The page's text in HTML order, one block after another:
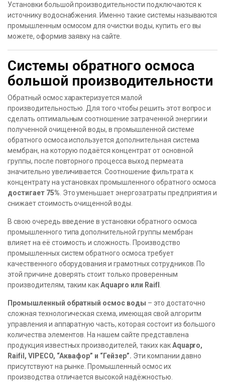
Установки большой производительности подключаются к
источнику водоснабжения. Именно такие системы называются
промышленным осмосом для очистки воды, купить его вы
можете, оформив заявку на сайте.
Системы обратного осмоса
большой производительности
Обратный осмос характеризуется малой
производительностью. Для того чтобы решить этот вопрос и
сделать оптимальным соотношение затраченной энергии и
полученной очищенной воды, в промышленной системе
обратного осмоса используется дополнительная система
мембран, на которую подаётся концентрат от основной
группы, после повторного процесса выход пермеата
значительно увеличивается. Соотношение фильтрата к
концентрату на установках промышленного обратного осмоса
достигает 75% . Это уменьшает энергозатраты предприятия и
снижает стоимость очищенной воды.
В свою очередь введение в установки обратного осмоса
промышленного типа дополнительной группы мембран
влияет на её стоимость и сложность. Производство
промышленных систем обратного осмоса требует
качественного оборудования и грамотных сотрудников. По
этой причине доверять стоит только проверенным
производителям, таким какAquapro или Raifl
Промышленный обратный осмос воды – это достаточно
сложная технологическая схема, имеющая свой алгоритм
управления и аппаратную часть, которая состоит из большого
количества элементов. На нашем сайте представлена
продукция известных производителей, таких какAquapro,
Raifil, VIPECO, “Аквафор” и “Гейзер”. Эти компании давно
присутствуют на рынке. Промышленный осмос их
производства отличается высокой надёжностью.